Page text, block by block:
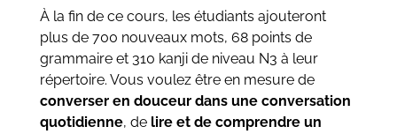
À la fin de ce cours, les étudiants ajouteront
plus de 700 nouveaux mots, 68 points de
grammaire et 310 kanji de niveau N3 à leur
répertoire. Vous voulez être en mesure de
converser en douceur dans une conversation
quotidienne, de lire et de comprendre un